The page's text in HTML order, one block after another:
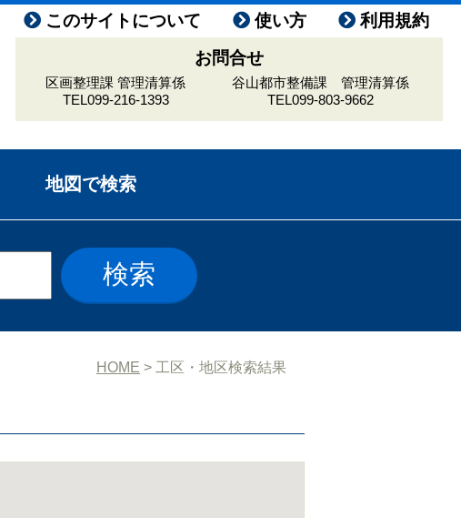
このサイトについて 使い方
利用規約
お問合せ
区画整理課 管理清算係
TEL099-216-1393
谷山都市整備課 管理清算係
TEL099-803-9662
地図で検索
HOME > 工区・地区検索結果